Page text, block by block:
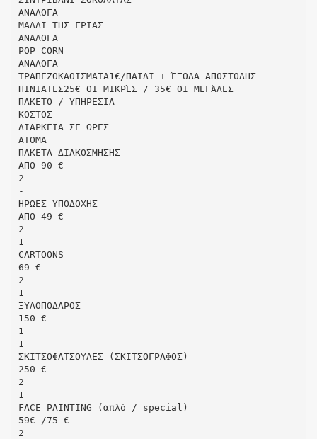
ΑΝΑΛΟΓΑ
ΜΑΛΛΙ ΤΗΣ ΓΡΙΑΣ
ΑΝΑΛΟΓΑ
POP CORN
ΑΝΑΛΟΓΑ
ΤΡΑΠΕΖΟΚΑΘΙΣΜΑΤΑ1€/ΠΑΙΔΙ + ΈΞΟΔΑ ΑΠΟΣΤΟΛΗΣ
ΠΙΝΙΑΤΕΣ25€ ΟΙ ΜΙΚΡΈΣ / 35€ ΟΙ ΜΕΓΆΛΕΣ
ΠΑΚΕΤΟ / ΥΠΗΡΕΣΙΑ
ΚΟΣΤΟΣ
ΔΙΑΡΚΕΙΑ ΣΕ ΩΡΕΣ
ΑΤΟΜΑ
ΠΑΚΕΤΑ ΔΙΑΚΟΣΜΗΣΗΣ
ΑΠΟ 90 €
2
-
ΗΡΩΕΣ ΥΠΟΔΟΧΗΣ
ΑΠΟ 49 €
2
1
CARTOONS
69 €
2
1
ΞΥΛΟΠΟΔΑΡΟΣ
150 €
1
1
ΣΚΙΤΣΟΦΑΤΣΟΥΛΕΣ (ΣΚΙΤΣΟΓΡΑΦΟΣ)
250 €
2
1
FACE PAINTING (απλό / special)
59€ /75 €
2